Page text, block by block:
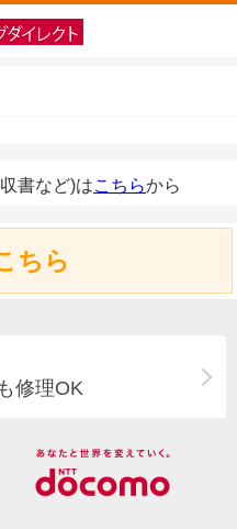
書など)はこちらから
ちら
修理OK